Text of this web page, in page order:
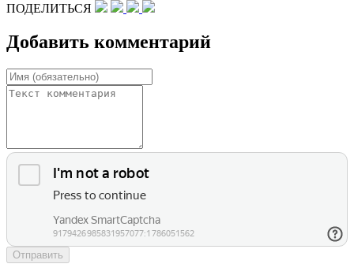
ПОДЕЛИТЬСЯ
Добавить комментарий
Отправить